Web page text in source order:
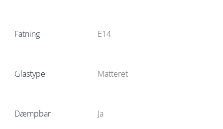
Fatning E14
Glastype Matteret
Dæmpbar Ja